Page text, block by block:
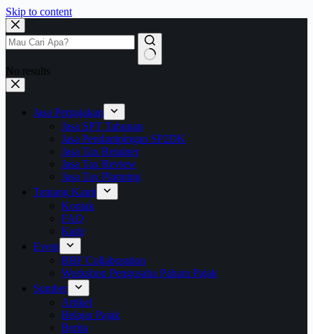
Skip to content
No results
Jasa Perpajakan
Jasa SPT Tahunan
Jasa Pendampingan SP2DK
Jasa Tax Retainer
Jasa Tax Review
Jasa Tax Planning
Tentang Kami
Kontak
FAQ
Karir
Event
BBF Collaboration
Workshop Pengusaha Paham Pajak
Sumber
Artikel
Belajar Pajak
Berita